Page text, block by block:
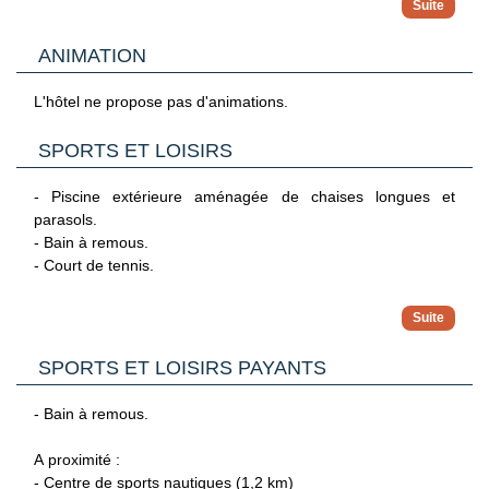
côté de laquelle vous trouverez un bar pour vous rafraîchir.
L'aéroport de Corfou se situe à 40 km de l'hôtel.
- Suite junior avec piscine partagée (30 m²) : piscine
Capacité : 2 adultes.
- Service de blanchisserie.
ANIMATION
L'hôtel ne propose pas d'animations.
SPORTS ET LOISIRS
- Piscine extérieure aménagée de chaises longues et
parasols.
- Bain à remous.
- Court de tennis.
- Plage de sable d'Arachavi à 600m aménagée de chaises
SPORTS ET LOISIRS PAYANTS
- Bain à remous.
A proximité :
- Centre de sports nautiques (1,2 km)